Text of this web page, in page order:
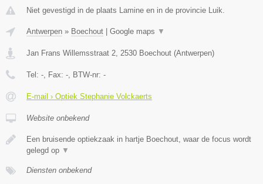
Niet gevestigd in de plaats Lamine en in de provincie Luik.
Antwerpen » Boechout | Google maps ▼
Jan Frans Willemsstraat 2 2530 Boechout (Antwerpen)
Tel: - , Fax: - , BTW-nr: -
E-mail › Optiek Stephanie Volckaerts
Website onbekend
Een bruisende optiekzaak in hartje Boechout, waar de focus wordt
gelegd op ▼
Diensten onbekend